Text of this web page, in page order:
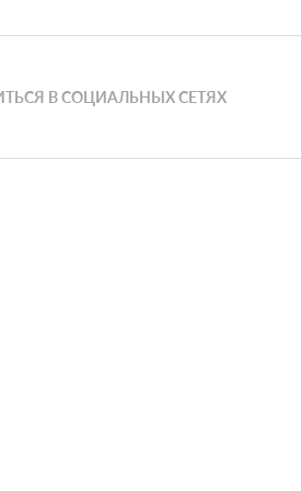
В СОЦИАЛЬНЫХ СЕТЯХ